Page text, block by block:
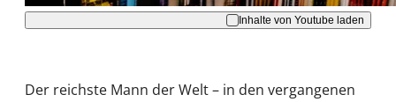
Inhalte von Youtube laden
Der reichste Mann der Welt – in den vergangenen